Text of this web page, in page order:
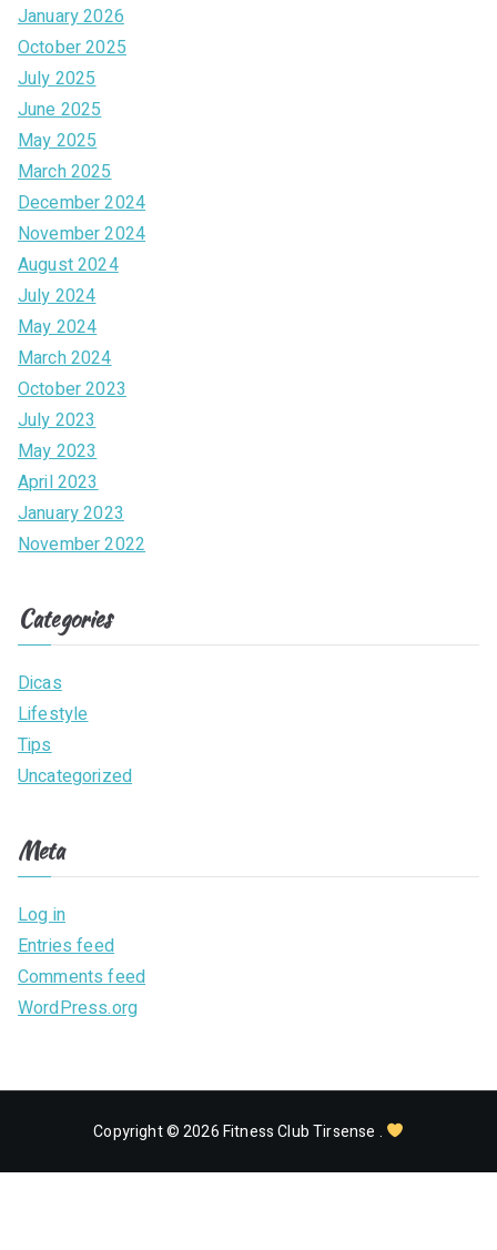
January 2026
October 2025
July 2025
June 2025
May 2025
March 2025
December 2024
November 2024
August 2024
July 2024
May 2024
March 2024
October 2023
July 2023
May 2023
April 2023
January 2023
November 2022
Categories
Dicas
Lifestyle
Tips
Uncategorized
Meta
Log in
Entries feed
Comments feed
WordPress.org
Copyright © 2026Fitness Club Tirsense .